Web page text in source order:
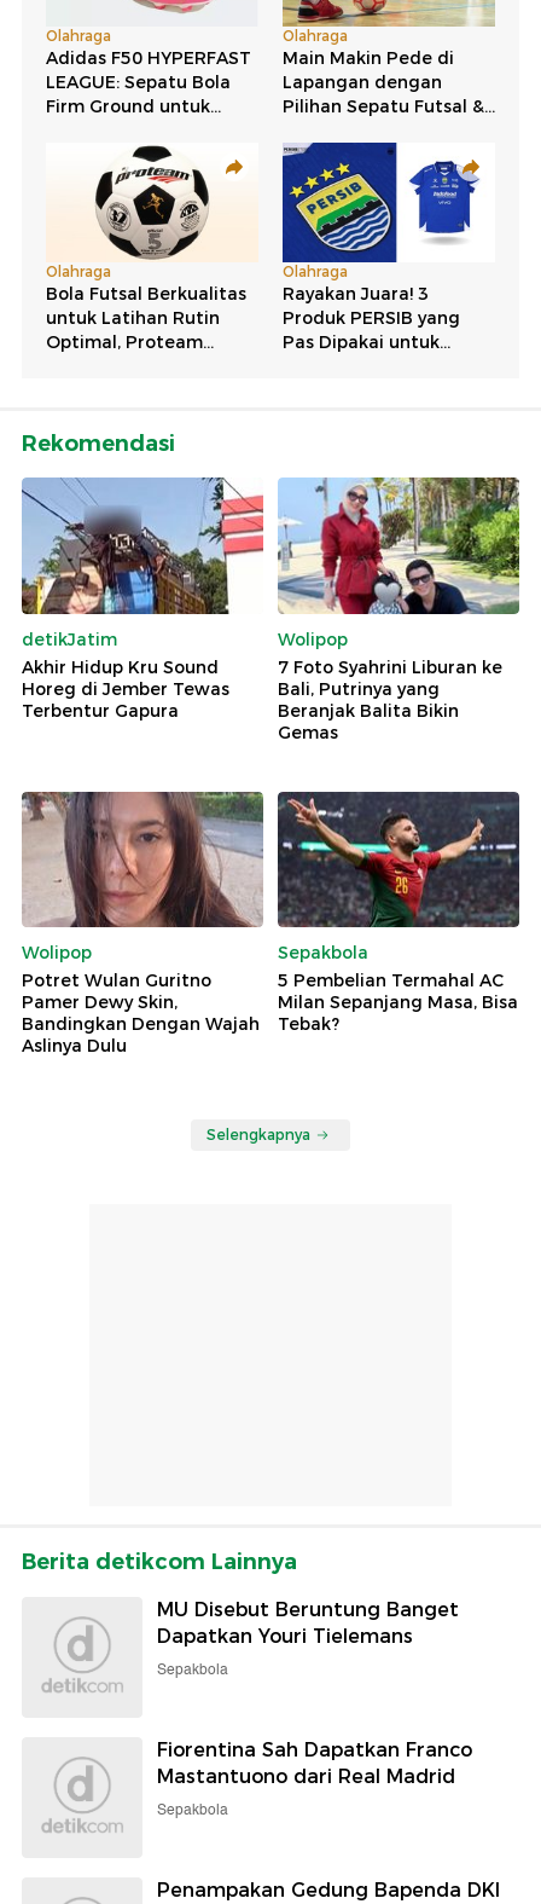
Rekomendasi
detikJatim
Akhir Hidup Kru Sound
Horeg di Jember Tewas
Terbentur Gapura
Wolipop
7 Foto Syahrini Liburan ke
Bali, Putrinya yang
Beranjak Balita Bikin
Gemas
Wolipop
Potret Wulan Guritno
Pamer Dewy Skin,
Bandingkan Dengan Wajah
Aslinya Dulu
Sepakbola
5 Pembelian Termahal AC
Milan Sepanjang Masa, Bisa
Tebak?
Selengkapnya
Berita detikcom Lainnya
MU Disebut Beruntung Banget
Dapatkan Youri Tielemans
Sepakbola
Fiorentina Sah Dapatkan Franco
Mastantuono dari Real Madrid
Sepakbola
Penampakan Gedung Bapenda DKI